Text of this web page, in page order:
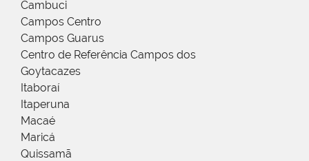
Cambuci
Campos Centro
Campos Guarus
Centro de Referência Campos dos
Goytacazes
Itaboraí
Itaperuna
Macaé
Maricá
Quissamã